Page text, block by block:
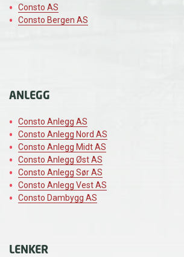
Consto AS
Consto Bergen AS
ANLEGG
Consto Anlegg AS
Consto Anlegg Nord AS
Consto Anlegg Midt AS
Consto Anlegg Øst AS
Consto Anlegg Sør AS
Consto Anlegg Vest AS
Consto Dambygg AS
LENKER